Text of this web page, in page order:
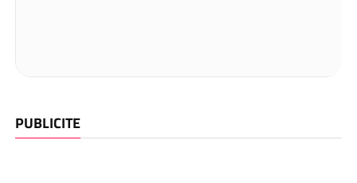
PUBLICITE